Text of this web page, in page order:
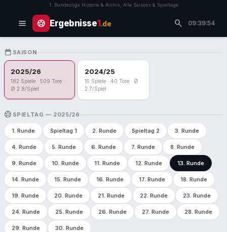
1. Bundesliga Historie & Archiv, Alle Saisons & Spieltage
menu sports_soccer Ergebnisse1.de search 09:39:54
CALENDAR_TODAY SAISON
2025/26
182 Spiele · 509 Tore ·
Ø 2.8/Spiel
2024/25
15 Spiele · 40 Tore · Ø
2.7/Spiel
SPORTS_SOCCER SPIELTAG — 2025/26
1. Runde Spieltag 1 2. Runde Spieltag 2 3. Runde
4. Runde 5. Runde 6. Runde 7. Runde 8. Runde
9. Runde 10. Runde 11. Runde 12. Runde 13. Runde
14. Runde 15. Runde 16. Runde 17. Runde 18. Runde
19. Runde 20. Runde 21. Runde 22. Runde 23. Runde
24. Runde 25. Runde 26. Runde 27. Runde 28. Runde
29. Runde 30. Runde